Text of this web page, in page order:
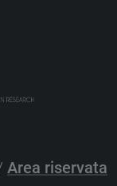
Area riservata